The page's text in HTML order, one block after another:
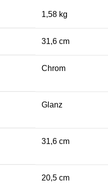
1,58 kg
31,6 cm
Chrom
Glanz
31,6 cm
20,5 cm